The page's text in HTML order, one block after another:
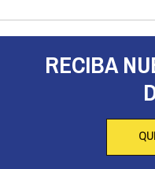
RECIBA